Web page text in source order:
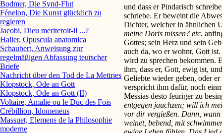
und dass er Pindarisch
schriebe. Er beweint die
Dichter, welcher in ähnlichen
meine Doris missen? etc.
Gottes; sein Herz und sein
auch da, wo er wohnt, Gott
wird zu sprechen bekommen.
ihm, dass er, Gott, ewig ist,
Geliebte wieder geben, oder
verspricht ihm dafür, noch
Messias desto feuriger zu
entgegen jauchzen; will ich
vor dir vergießen. Dann,
weinet, bebend, mit
Bodmer, Die Synd-Flut
Fénelon, Die Kunst glücklich zu
regieren
Jacobi, Dieu meriteroit-il ...?
Haller, Opuscula anatomica
Schaubert, Anweisung zur
regelmäßigen Abfassung teutscher
Briefe
Nachricht über den Tod de La Mettries
Klopstock, Ode an Gott
Klopstock, Ode an Gott (II)
Voltaire, Amalie ou le Duc des Fois
Crébillion, Idomeneus
Massuet, Elemens de la Philosophie
moderne